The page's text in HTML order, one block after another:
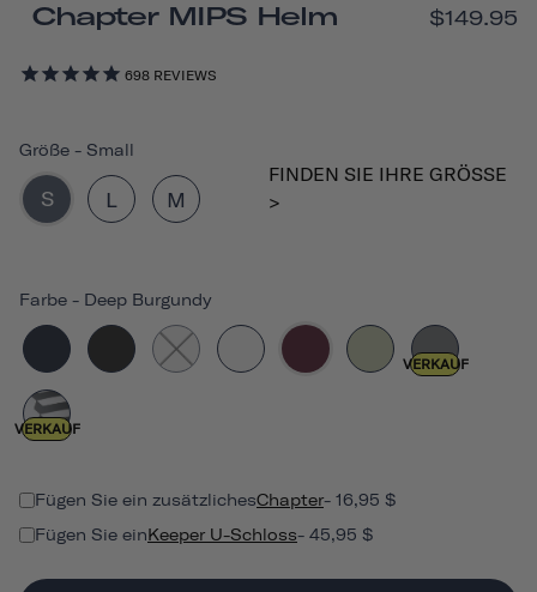
Chapter MIPS Helm
698 REVIEWS
$149.95
Farbe - Deep Burgundy
VERKAUF
VERKAUF
Größe - Small
S L M
FINDEN SIE IHRE GRÖSSE >
Fügen Sie ein zusätzlichesChapter- 16,95 $
Fügen Sie einKeeper U-Schloss- 45,95 $